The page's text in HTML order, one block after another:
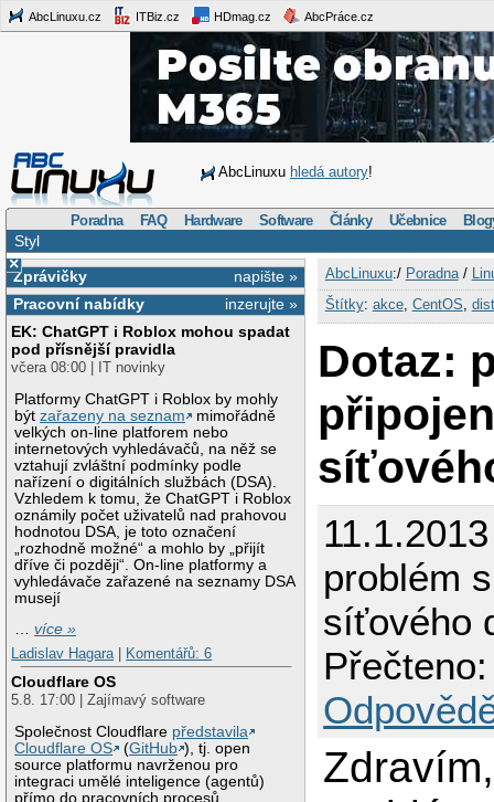
AbcLinuxu.cz ITBiz.cz HDmag.cz AbcPráce.cz
AbcLinuxu hledá autory!
Poradna FAQ Hardware Software Články Učebnice
Styl
×
napište »
Zprávičky
inzerujte »
Pracovní nabídky
EK: ChatGPT i Roblox mohou spadat
pod přísnější pravidla
včera 08:00 | IT novinky
Platformy ChatGPT i Roblox by mohly
býtzařazeny na seznam
mimořádně
velkých on-line platforem nebo
internetových vyhledávačů, na něž se
vztahují zvláštní podmínky podle
nařízení o digitálních službách (DSA).
Vzhledem k tomu, že ChatGPT i Roblox
oznámily počet uživatelů nad prahovou
hodnotou DSA, je toto označení
„rozhodně možné“ a mohlo by „přijít
dříve či později“. On-line platformy a
vyhledávače zařazené na seznamy DSA
musejí
…více »
Ladislav Hagara
Komentářů: 6
Cloudflare OS
5.8. 17:00 | Zajímavý software
Společnost Cloudflare představila
Cloudflare OS
(GitHub ), tj. open
source platformu navrženou pro
integraci umělé inteligence (agentů)
přímo do pracovních procesů
AbcLinuxu:/ Poradna/
Štítky: akce, CentOS
Dotaz:
problém
síťového